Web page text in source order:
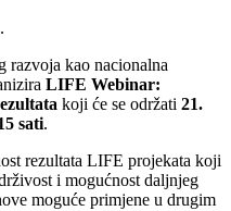
razvoja kao nacionalna
LIFE Webinar:
koji će se održati 21.
sati.
rezultata LIFE projekata koji
i mogućnost daljnjeg
moguće primjene u drugim